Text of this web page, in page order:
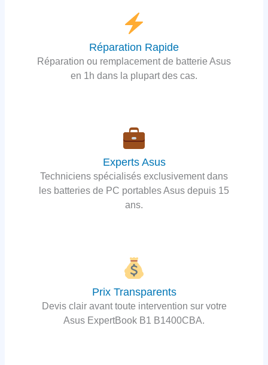
Réparation Rapide
Réparation ou remplacement de batterie Asus
en 1h dans la plupart des cas.
Experts Asus
Techniciens spécialisés exclusivement dans
les batteries de PC portables Asus depuis 15
ans.
Prix Transparents
Devis clair avant toute intervention sur votre
Asus ExpertBook B1 B1400CBA.